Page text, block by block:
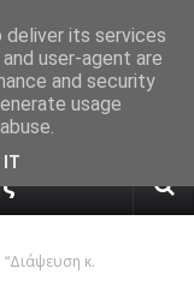
πρόγνωση καιρού από το
κ.
its services
user-agent are
and security
usage
IT